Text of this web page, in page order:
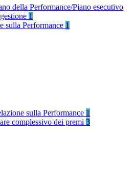
della Performance/Piano esecutivo
1
sulla Performance 1
sulla Performance 1
complessivo dei premi 3